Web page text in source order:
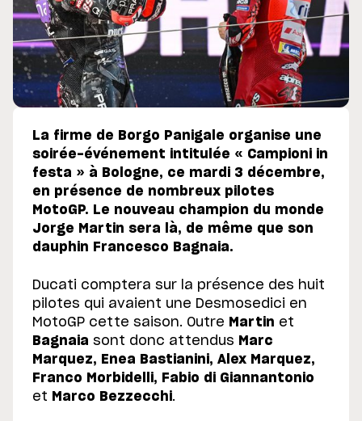
La firme de Borgo Panigale organise une
soirée-événement intitulée « Campioni in
festa » à Bologne, ce mardi 3 décembre,
en présence de nombreux pilotes
MotoGP. Le nouveau champion du monde
Jorge Martin sera là, de même que son
dauphin Francesco Bagnaia.
Ducati comptera sur la présence des huit
pilotes qui avaient une Desmosedici en
MotoGP cette saison. Outre Martin et
Bagnaia sont donc attendus Marc
Marquez, Enea Bastianini, Alex Marquez,
Franco Morbidelli, Fabio di Giannantonio
et Marco Bezzecchi.